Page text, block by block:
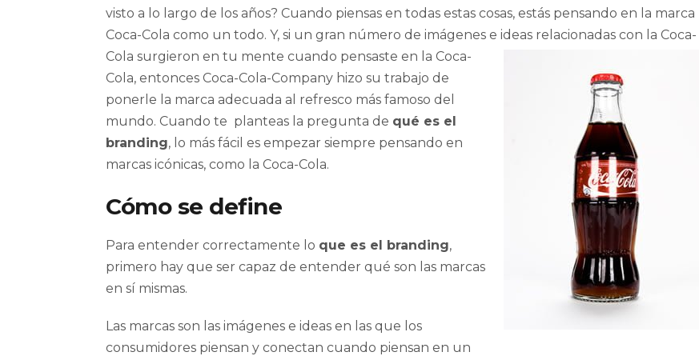
visto a lo largo de los años? Cuando piensas en todas estas cosas, estás pensando en la marca
Coca-Cola como un todo. Y, si un gran número de imágenes e ideas relacionadas con la Coca-
Cola surgieron en tu mente cuando pensaste en la Coca-
Cola, entonces Coca-Cola-Company hizo su trabajo de
ponerle la marca adecuada al refresco más famoso del
mundo. Cuando te planteas la pregunta de qué es el
branding, lo más fácil es empezar siempre pensando en
marcas icónicas, como la Coca-Cola.
Cómo se define
Para entender correctamente lo que es el branding,
primero hay que ser capaz de entender qué son las marcas
en sí mismas.
Las marcas son las imágenes e ideas en las que los
consumidores piensan y conectan cuando piensan en un